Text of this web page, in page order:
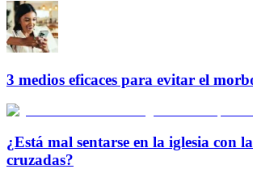
3 medios eficaces para evitar el
¿Está mal sentarse en la iglesia con
cruzadas?